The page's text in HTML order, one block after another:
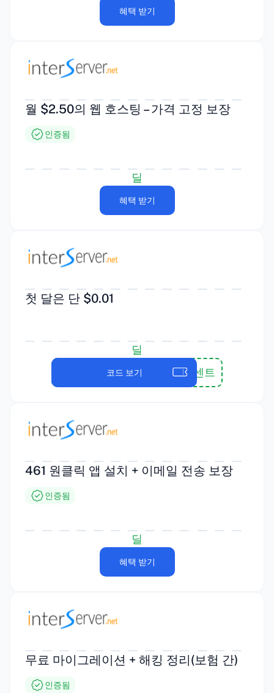
혜택 받기
월 $2.50의 웹 호스팅 – 가격 고정 보장
인증됨
딜
혜택 받기
첫 달은 단 $0.01
딜
개발자1센트
코드 보기
461 원클릭 앱 설치 + 이메일 전송 보장
인증됨
딜
혜택 받기
무료 마이그레이션 + 해킹 정리(보험 간)
인증됨